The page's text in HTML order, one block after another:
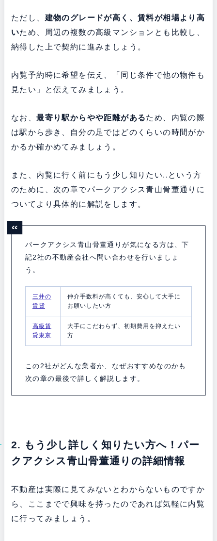
ただし、 建物のグレードが高く、賃料が相場より高
いため、周辺の複数の高級マンションとも比較し、
納得した上で契約に進みましょう。
内覧予約時に希望を伝え、「同じ条件で他の物件も
見たい」と伝えてみましょう。
なお、最寄り駅からやや距離があるため、内覧の際
は駅から歩き、自分の足ではどのくらいの時間がか
かるか確かめてみましょう。
また、内覧に行く前にもう少し知りたい..という方
のために、次の章でパークアクシス青山骨董通りに
ついてより具体的に解説をします。
パークアクシス青山骨董通りが気になる方は、下
記2社の不動産会社へ問い合わせを行いましょ
う。
三井の
賃貸
仲介手数料が高くても、安心して大手に
お願いしたい方
高級賃
貸東京
大手にこだわらず、初期費用を抑えたい
方
この2社がどんな業者か、なぜおすすめなのかも
次の章の最後で詳しく解説します。
2. もう少し詳しく知りたい方へ！パー
クアクシス青山骨董通りの詳細情報
不動産は実際に見てみないとわからないものですか
ら、ここまでで興味を持ったのであれば気軽に内覧
に行ってみましょう。